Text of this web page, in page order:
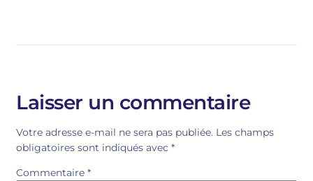
Laisser un commentaire
Votre adresse e-mail ne sera pas publiée. Les champs
obligatoires sont indiqués avec *
Commentaire *